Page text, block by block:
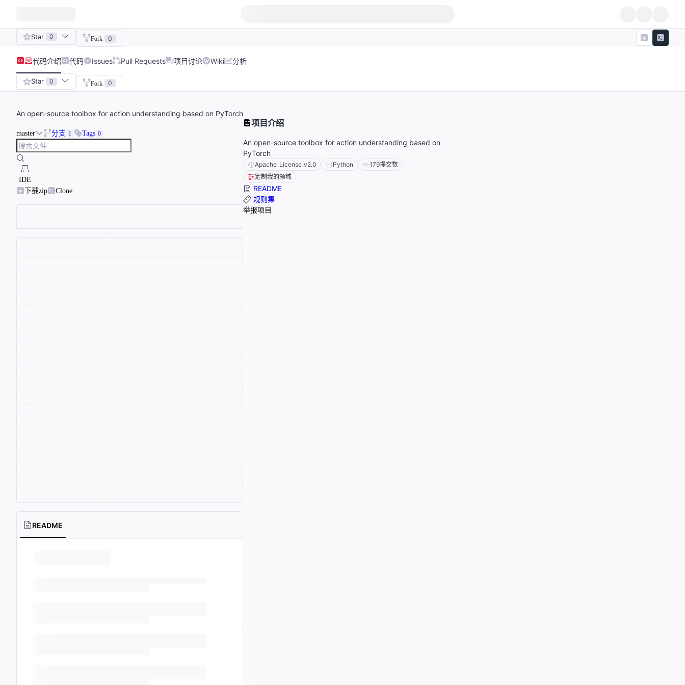
Star 0 Fork 0
代码介绍 代码 Issues Pull Requests 项目讨论 Wiki 分析
Star 0 Fork 0
An open-source toolbox for action understanding based on PyTorch
master 分支 1 Tags 0
IDE
下载zip
Clone
README
项目介绍
An open-source toolbox for action understanding based on
PyTorch
Apache_License_v2.0 Python 179提交数
定制我的领域
README
规则集
举报项目